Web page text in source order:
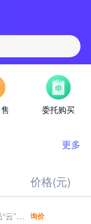
委托购买
更多
价格(元)
云”，
询价